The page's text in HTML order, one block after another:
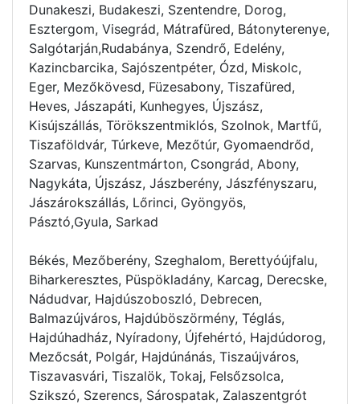
Dunakeszi, Budakeszi, Szentendre, Dorog,
Esztergom, Visegrád, Mátrafüred, Bátonyterenye,
Salgótarján,Rudabánya, Szendrő, Edelény,
Kazincbarcika, Sajószentpéter, Ózd, Miskolc,
Eger, Mezőkövesd, Füzesabony, Tiszafüred,
Heves, Jászapáti, Kunhegyes, Újszász,
Kisújszállás, Törökszentmiklós, Szolnok, Martfű,
Tiszaföldvár, Túrkeve, Mezőtúr, Gyomaendrőd,
Szarvas, Kunszentmárton, Csongrád, Abony,
Nagykáta, Újszász, Jászberény, Jászfényszaru,
Jászárokszállás, Lőrinci, Gyöngyös,
Pásztó,Gyula, Sarkad
Békés, Mezőberény, Szeghalom, Berettyóújfalu,
Biharkeresztes, Püspökladány, Karcag, Derecske,
Nádudvar, Hajdúszoboszló, Debrecen,
Balmazújváros, Hajdúböszörmény, Téglás,
Hajdúhadház, Nyíradony, Újfehértó, Hajdúdorog,
Mezőcsát, Polgár, Hajdúnánás, Tiszaújváros,
Tiszavasvári, Tiszalök, Tokaj, Felsőzsolca,
Szikszó, Szerencs, Sárospatak, Zalaszentgrót